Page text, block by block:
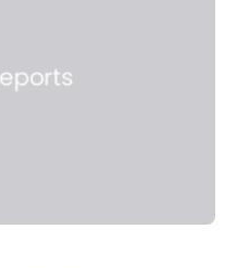
nicht. Eine Meta-Analyse,